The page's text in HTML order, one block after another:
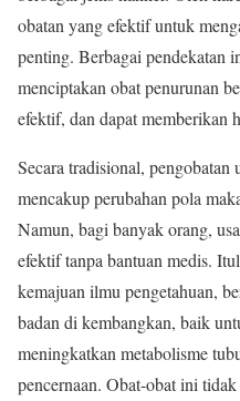
obatan yang efektif untuk
penting. Berbagai pendekatan
menciptakan obat penurunan
efektif, dan dapat memberikan
Secara tradisional, pengobatan
mencakup perubahan pola
Namun, bagi banyak orang,
efektif tanpa bantuan medis.
kemajuan ilmu pengetahuan,
badan di kembangkan, baik
meningkatkan metabolisme
pencernaan. Obat-obat ini